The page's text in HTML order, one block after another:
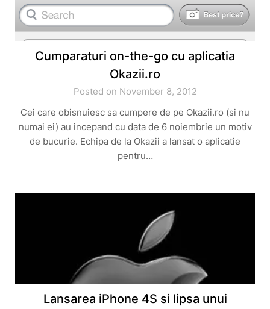
Cumparaturi on-the-go cu aplicatia
Okazii.ro
Posted on November 8, 2012
Cei care obisnuiesc sa cumpere de pe Okazii.ro (si nu
numai ei) au incepand cu data de 6 noiembrie un motiv
de bucurie. Echipa de la Okazii a lansat o aplicatie
pentru…
Lansarea iPhone 4S si lipsa unui